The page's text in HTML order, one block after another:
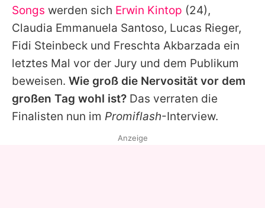
Utiq verwalten
Songs werden sich Erwin Kintop (24),
Claudia Emmanuela Santoso, Lucas Rieger,
Fidi Steinbeck und Freschta Akbarzada ein
letztes Mal vor der Jury und dem Publikum
beweisen. Wie groß die Nervosität vor dem
großen Tag wohl ist? Das verraten die
Finalisten nun im Promiflash-Interview.
Anzeige